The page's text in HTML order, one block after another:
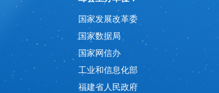
国家发展改革委
国家数据局
国家网信办
工业和信息化部
福建省人民政府